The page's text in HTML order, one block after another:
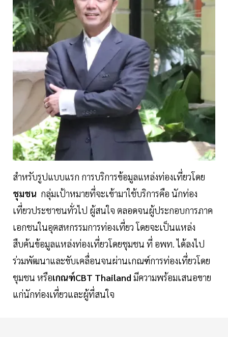
สำหรับรูปแบบแรก การบริการข้อมูลแหล่งท่องเที่ยวโดย
ชุมชน กลุ่มเป้าหมายที่จะเข้ามาใช้บริการคือ นักท่อง
เที่ยวประชาชนทั่วไป ผู้สนใจ ตลอดจนผู้ประกอบการภาค
เอกชนในอุตสหกรรมการท่องเที่ยว โดยจะเป็นแหล่ง
สืบค้นข้อมูลแหล่งท่องเที่ยวโดยชุมชน ที่ อพท. ได้ลงไป
ร่วมพัฒนาและขับเคลื่อนจนผ่านเกณฑ์การท่องเที่ยวโดย
ชุมชน หรือเกณฑ์CBT Thailand มีความพร้อมเสนอขาย
แก่นักท่องเที่ยวและผู้ที่สนใจ